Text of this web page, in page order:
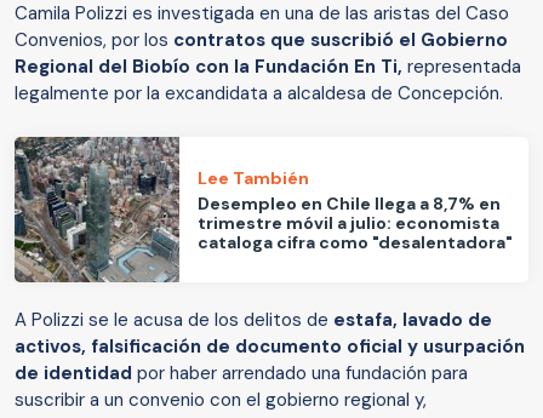
Camila Polizzi es investigada en una de las aristas del Caso
Convenios, por los contratos que suscribió el Gobierno
Regional del Biobío con la Fundación En Ti, representada
legalmente por la excandidata a alcaldesa de Concepción.
Lee También
Desempleo en Chile llega a 8,7% en
trimestre móvil a julio: economista
cataloga cifra como "desalentadora"
A Polizzi se le acusa de los delitos de estafa, lavado de
activos, falsificación de documento oficial y usurpación
de identidad por haber arrendado una fundación para
suscribir a un convenio con el gobierno regional y,